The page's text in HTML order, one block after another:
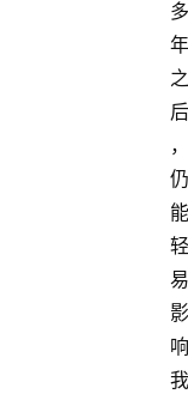
多
年
之
后
，
仍
能
轻
易
影
响
我